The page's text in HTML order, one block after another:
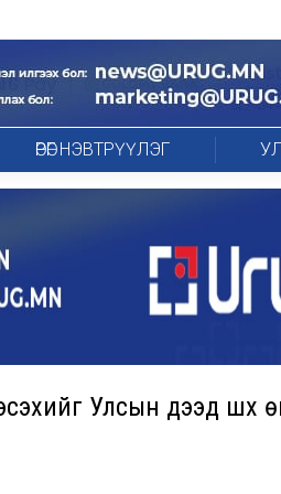
ӨРӨГ НЭВТРҮҮЛЭГ
Улсын дээд шүүх